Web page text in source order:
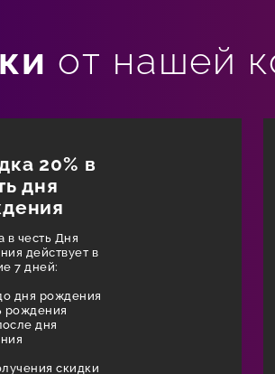
от нашей
20% в
дня
в честь Дня
действует в
7 дней:
дня рождения
рождения
дня
скидки